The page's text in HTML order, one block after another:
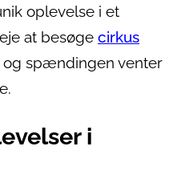
oplevelse i et
at besøge cirkus
og spændingen venter
i